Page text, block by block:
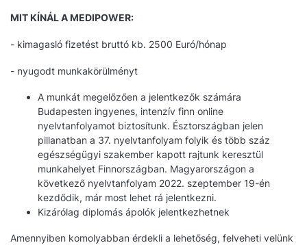
MIT KÍNÁL A MEDIPOWER:
- kimagasló fizetést bruttó kb. 2500 Euró/hónap
- nyugodt munkakörülményt
A munkát megelőzően a jelentkezők számára
Budapesten ingyenes, intenzív finn online
nyelvtanfolyamot biztosítunk. Észtországban jelen
pillanatban a 37. nyelvtanfolyam folyik és több száz
egészségügyi szakember kapott rajtunk keresztül
munkahelyet Finnországban. Magyarországon a
következő nyelvtanfolyam 2022. szeptember 19-én
kezdődik, már most lehet rá jelentkezni.
Kizárólag diplomás ápolók jelentkezhetnek
Amennyiben komolyabban érdekli a lehetőség, felveheti velünk